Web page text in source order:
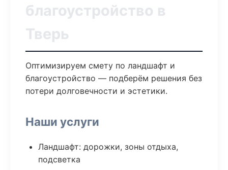
благоустройство в
Тверь
Оптимизируем смету по ландшафт и
благоустройство — подберём решения без
потери долговечности и эстетики.
Наши услуги
Ландшафт: дорожки, зоны отдыха,
подсветка